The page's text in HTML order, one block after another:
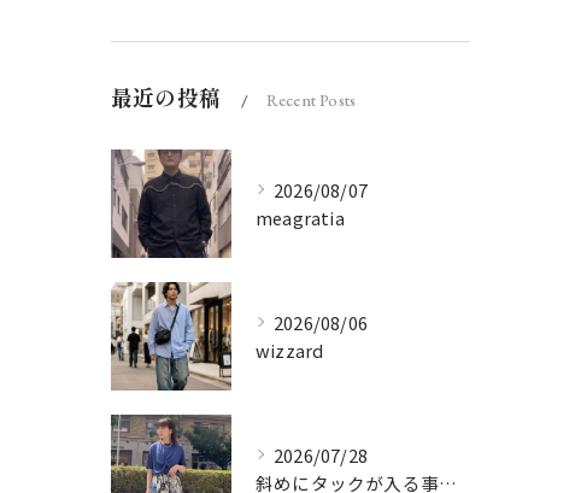
最近の投稿 Recent Posts
2026/08/07
meagratia
2026/08/06
wizzard
2026/07/28
斜めにタックが入る事でスカートに綺麗な流れができ、品の良さを...